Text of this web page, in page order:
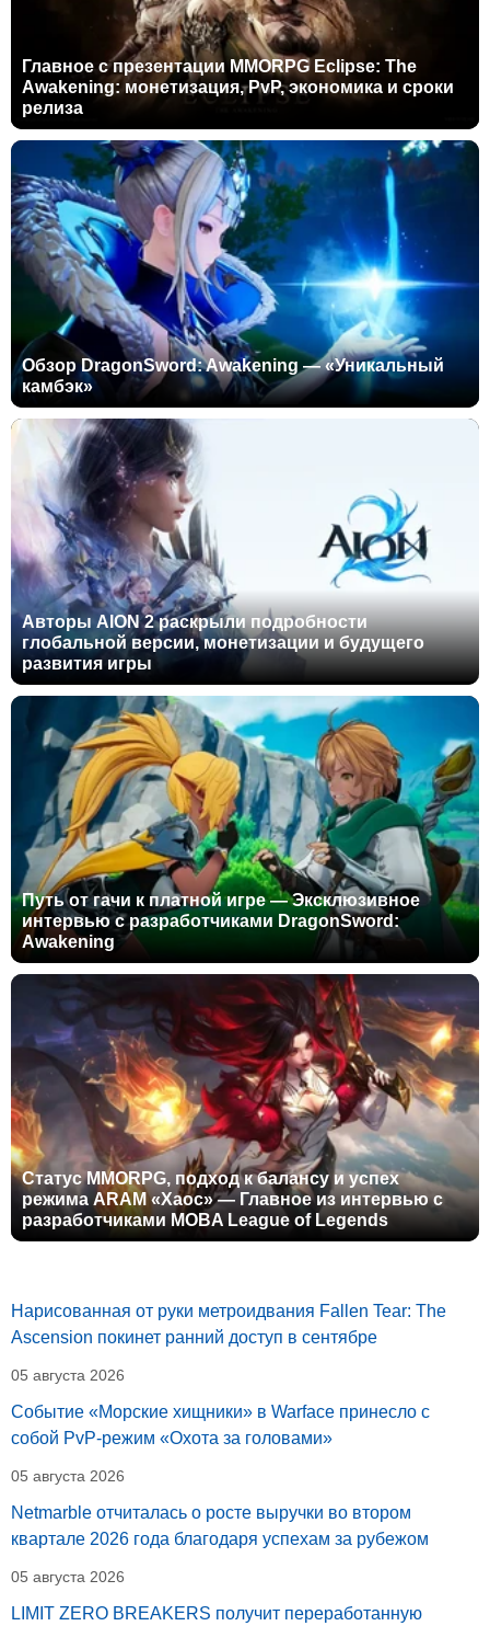
Главное с презентации MMORPG Eclipse: The
Awakening: монетизация, PvP, экономика и сроки
релиза
Обзор DragonSword: Awakening — «Уникальный
камбэк»
Авторы AION 2 раскрыли подробности
глобальной версии, монетизации и будущего
развития игры
Путь от гачи к платной игре — Эксклюзивное
интервью с разработчиками DragonSword:
Awakening
Статус MMORPG, подход к балансу и успех
режима ARAM «Хаос» — Главное из интервью с
разработчиками MOBA League of Legends
Нарисованная от руки метроидвания Fallen Tear: The
Ascension покинет ранний доступ в сентябре
05 августа 2026
Событие «Морские хищники» в Warface принесло с
собой PvP-режим «Охота за головами»
05 августа 2026
Netmarble отчиталась о росте выручки во втором
квартале 2026 года благодаря успехам за рубежом
05 августа 2026
LIMIT ZERO BREAKERS получит переработанную